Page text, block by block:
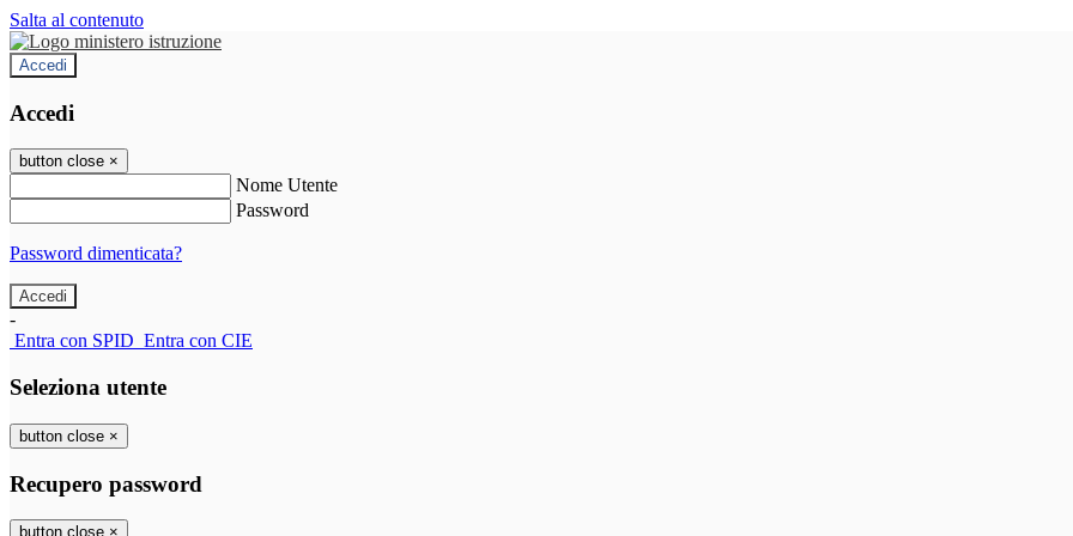
Salta al contenuto
Accedi
Accedi
button close ×
Nome Utente
Password
Password dimenticata?
-
Entra con SPID Entra con CIE
Seleziona utente
button close ×
Recupero password
button close ×